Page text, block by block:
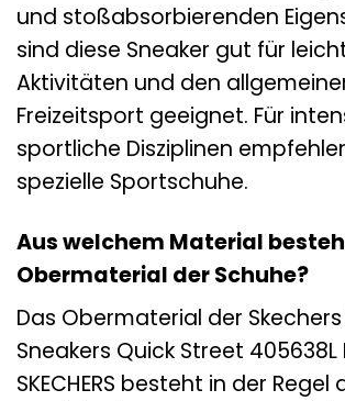
und stoßabsorbierenden
sind diese Sneaker gut für
Aktivitäten und den
Freizeitsport geeignet. Für
sportliche Disziplinen
spezielle Sportschuhe.
Aus welchem Material
Obermaterial der Schuhe?
Das Obermaterial der
Sneakers Quick Street 405638L
SKECHERS besteht in der Regel